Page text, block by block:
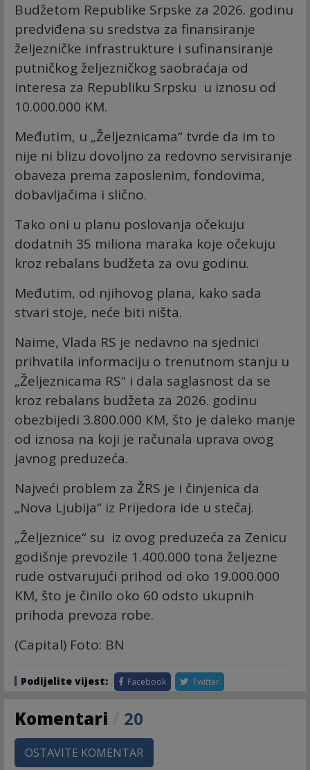
Budžetom Republike Srpske za 2026. godinu
predviđena su sredstva za finansiranje
željezničke infrastrukture i sufinansiranje
putničkog željezničkog saobraćaja od
interesa za Republiku Srpsku u iznosu od
10.000.000 KM.
Međutim, u „Željeznicama“ tvrde da im to
nije ni blizu dovoljno za redovno servisiranje
obaveza prema zaposlenim, fondovima,
dobavljačima i slično.
Tako oni u planu poslovanja očekuju
dodatnih 35 miliona maraka koje očekuju
kroz rebalans budžeta za ovu godinu.
Međutim, od njihovog plana, kako sada
stvari stoje, neće biti ništa.
Naime, Vlada RS je nedavno na sjednici
prihvatila informaciju o trenutnom stanju u
„Željeznicama RS“ i dala saglasnost da se
kroz rebalans budžeta za 2026. godinu
obezbijedi 3.800.000 КM, što je daleko manje
od iznosa na koji je računala uprava ovog
javnog preduzeća.
Najveći problem za ŽRS je i činjenica da
„Nova Ljubija“ iz Prijedora ide u stečaj.
„Željeznice“ su iz ovog preduzeća za Zenicu
godišnje prevozile 1.400.000 tona željezne
rude ostvarujući prihod od oko 19.000.000
KM, što je činilo oko 60 odsto ukupnih
prihoda prevoza robe.
(Capital) Foto: BN
Podijelite vijest: Facebook Twitter
Komentari 20
OSTAVITE KOMENTAR